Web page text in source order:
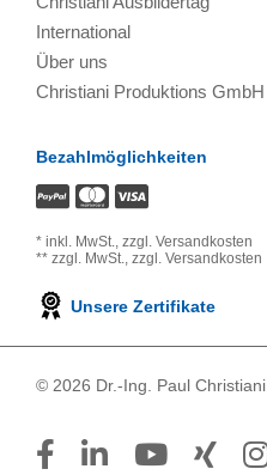
International
Über uns
Christiani Produktions GmbH
Bezahlmöglichkeiten
* inkl. MwSt., zzgl. Versandkosten
** zzgl. MwSt., zzgl. Versandkosten
Unsere Zertifikate
© 2026 Dr.-Ing. Paul